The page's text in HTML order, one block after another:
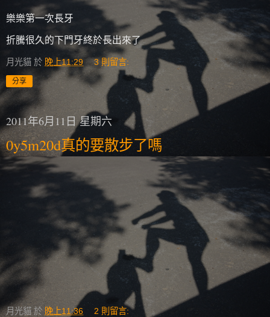
樂樂第一次長牙
折騰很久的下門牙終於長出來了
月光貓 於 晚上11:29 3 則留言:
分享
2011年6月11日 星期六
0y5m20d真的要散步了嗎
月光貓 於晚上11:36 2 則留言: